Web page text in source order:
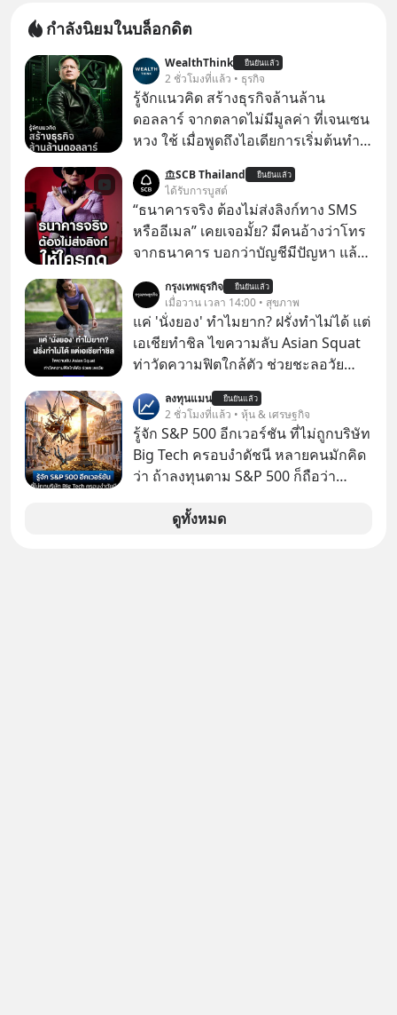
กำลังนิยมในบล็อกดิต
WealthThink ยืนยันแล้ว
2 ชั่วโมงที่แล้ว • ธุรกิจ
รู้จักแนวคิด สร้างธุรกิจล้านล้าน
ดอลลาร์ จากตลาดไม่มีมูลค่า ที่เจนเซน
หวง ใช้ เมื่อพูดถึงไอเดียการเริ่มต้นทำ
ทำธุรกิจที่อยู่ในตลาดใหญ่ ๆ ที่ต้องมี
ลูกค้า พร้อมขายได้ทันที
SCB Thailand ยืนยันแล้ว
ได้รับการบูสต์
“ธนาคารจริง ต้องไม่ส่งลิงก์ทาง SMS
หรืออีเมล” เคยเจอมั้ย? มีคนอ้างว่าโทร
จากธนาคาร บอกว่าบัญชีมีปัญหา แล้ว
ทันที มาฟัง “ป้าเก๋าเล่ากลโกง” เพื่อรู้ทัน
มุกหลอกลวงในคราบความน่าเชื่อถือ
กันค่ะ #แก้เกมกลโกง #ป้าเก๋าเล่ากล
โกง #LivesSustainably #อยู่อย่าง
#FraudEducation #FinancialLiteracy
#DigitalBankWithHumanTouch
กรุงเทพธุรกิจ ยืนยันแล้ว
เมื่อวาน เวลา 14:00 • สุขภาพ
แค่ 'นั่งยอง' ทำไมยาก? ฝรั่งทำไม่ได้ แต่
เอเชียทำชิล ไขความลับ Asian Squat
ท่าวัดความฟิตใกล้ตัว ช่วยชะลอวัย
ต่างชาติที่พยายามทำ “Asian Squat”
หรือการนั่งยองแบบคนเอเชีย แต่สุดท้าย
ก็เสียการทรงตัว ล้มหงายหลัง หรือไม่ก็
ต้องยกส้นเท้าขึ้น เพราะไม่สามารถนั่ง
ค้างในท่านั้นได้
ลงทุนแมน ยืนยันแล้ว
2 ชั่วโมงที่แล้ว • หุ้น & เศรษฐกิจ
รู้จัก S&P 500 อีกเวอร์ชัน ที่ไม่ถูกบริษัท
Big Tech ครอบงำดัชนี หลายคนมักคิด
ว่า ถ้าลงทุนตาม S&P 500 ก็ถือว่า
ลงทุนมากถึง 500 บริษัท
ดูทั้งหมด